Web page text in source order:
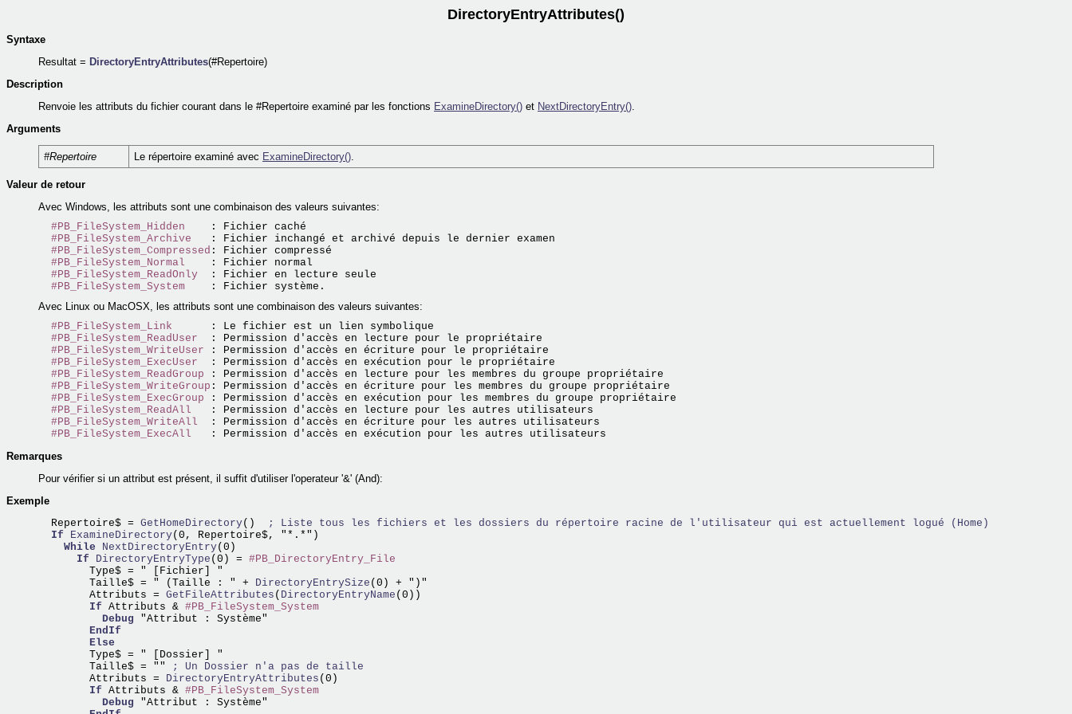
DirectoryEntryAttributes()
Syntaxe
Resultat = DirectoryEntryAttributes(#Repertoire)
Description
Renvoie les attributs du fichier courant dans le #Repertoire examiné par les fonctions ExamineDirectory() et NextDirectoryEntry().
Arguments
#Repertoire Le répertoire examiné avec ExamineDirectory().
Valeur de retour
Avec Windows, les attributs sont une combinaison des valeurs suivantes:
#PB_FileSystem_Hidden
    : Fichier caché
#PB_FileSystem_Archive
   : Fichier inchangé et archivé depuis le dernier examen
#PB_FileSystem_Compressed : Fichier compressé
#PB_FileSystem_Normal
    : Fichier normal
#PB_FileSystem_ReadOnly
  : Fichier en lecture seule
#PB_FileSystem_System
Avec Linux ou MacOSX, les attributs sont une combinaison des valeurs suivantes:
#PB_FileSystem_Link
      : Le fichier est un lien symbolique
#PB_FileSystem_ReadUser
  : Permission d'accès en lecture pour le propriétaire
#PB_FileSystem_WriteUser : Permission d'accès en écriture pour le propriétaire
#PB_FileSystem_ExecUser
  : Permission d'accès en exécution pour le propriétaire
#PB_FileSystem_ReadGroup : Permission d'accès en lecture pour les membres du groupe propriétaire
#PB_FileSystem_WriteGroup : Permission d'accès en écriture pour les membres du groupe propriétaire
#PB_FileSystem_ExecGroup : Permission d'accès en exécution pour les membres du groupe propriétaire
#PB_FileSystem_ReadAll
   : Permission d'accès en lecture pour les autres utilisateurs
#PB_FileSystem_WriteAll
  : Permission d'accès en écriture pour les autres utilisateurs
#PB_FileSystem_ExecAll
Remarques
Pour vérifier si un attribut est présent, il suffit d'utiliser l'operateur '&' (And):
Exemple
  Repertoire$ =
GetHomeDirectory()
; Liste tous les fichiers et les dossiers du répertoire racine de l'utilisateur qui est actuellement logué (Home)
If
ExamineDirectory(0, Repertoire$, "*.*")
While
NextDirectoryEntry(0)
If
DirectoryEntryType (0) = #PB_DirectoryEntry_File
        Type$ = " [Fichier] "
        Taille$ = " (Taille : " +
DirectoryEntrySize (0) + ")"
        Attributs =
GetFileAttributes ( DirectoryEntryName (0))
If Attributs & #PB_FileSystem_System
Debug "Attribut : Système"
EndIf
Else
        Type$ = " [Dossier] "
        Taille$ = ""
; Un Dossier n'a pas de taille
        Attributs =
DirectoryEntryAttributes (0)
If Attributs & #PB_FileSystem_System
Debug "Attribut : Système"